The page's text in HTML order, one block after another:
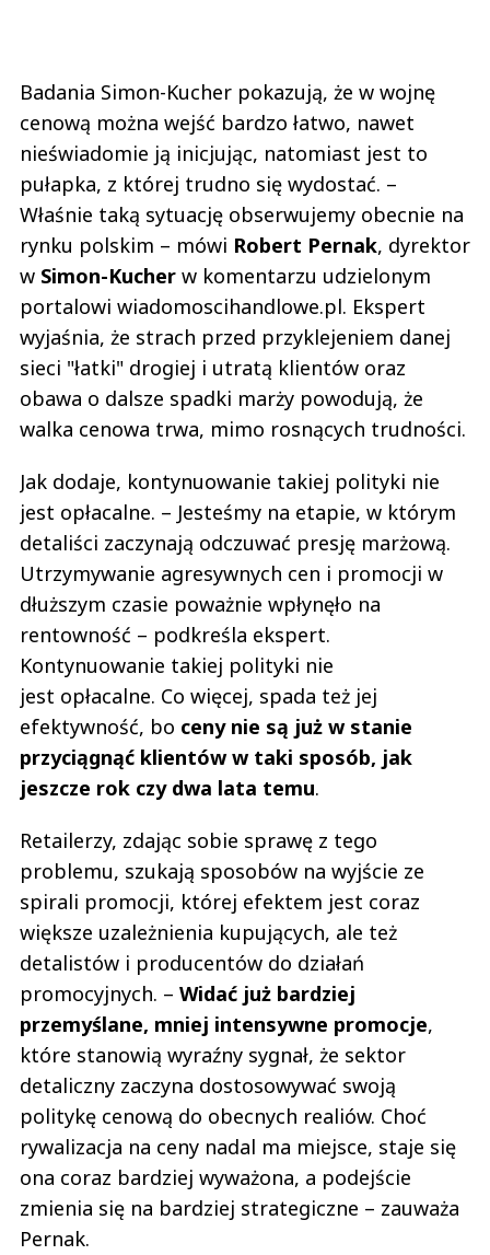
Badania Simon-Kucher pokazują, że w wojnę
cenową można wejść bardzo łatwo, nawet
nieświadomie ją inicjując, natomiast jest to
pułapka, z której trudno się wydostać. –
Właśnie taką sytuację obserwujemy obecnie na
rynku polskim – mówi Robert Pernak, dyrektor
w Simon-Kucher w komentarzu udzielonym
portalowi wiadomoscihandlowe.pl. Ekspert
wyjaśnia, że strach przed przyklejeniem danej
sieci "łatki" drogiej i utratą klientów oraz
obawa o dalsze spadki marży powodują, że
walka cenowa trwa, mimo rosnących trudności.
Jak dodaje, kontynuowanie takiej polityki nie
jest opłacalne. – Jesteśmy na etapie, w którym
detaliści zaczynają odczuwać presję marżową.
Utrzymywanie agresywnych cen i promocji w
dłuższym czasie poważnie wpłynęło na
rentowność – podkreśla ekspert.
Kontynuowanie takiej polityki nie
jest opłacalne. Co więcej, spada też jej
efektywność, bo ceny nie są już w stanie
przyciągnąć klientów w taki sposób, jak
jeszcze rok czy dwa lata temu.
Retailerzy, zdając sobie sprawę z tego
problemu, szukają sposobów na wyjście ze
spirali promocji, której efektem jest coraz
większe uzależnienia kupujących, ale też
detalistów i producentów do działań
promocyjnych. – Widać już bardziej
przemyślane, mniej intensywne promocje,
które stanowią wyraźny sygnał, że sektor
detaliczny zaczyna dostosowywać swoją
politykę cenową do obecnych realiów. Choć
rywalizacja na ceny nadal ma miejsce, staje się
ona coraz bardziej wyważona, a podejście
zmienia się na bardziej strategiczne – zauważa
Pernak.